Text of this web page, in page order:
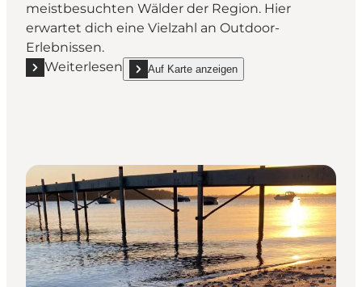
meistbesuchten Wälder der Region. Hier
erwartet dich eine Vielzahl an Outdoor-
Erlebnissen.
Weiterlesen
Mehr erfahren "Wald Nørreskoven und Tierpark
Auf Karte anzeigen
show Wald Nørreskoven und Tierpark